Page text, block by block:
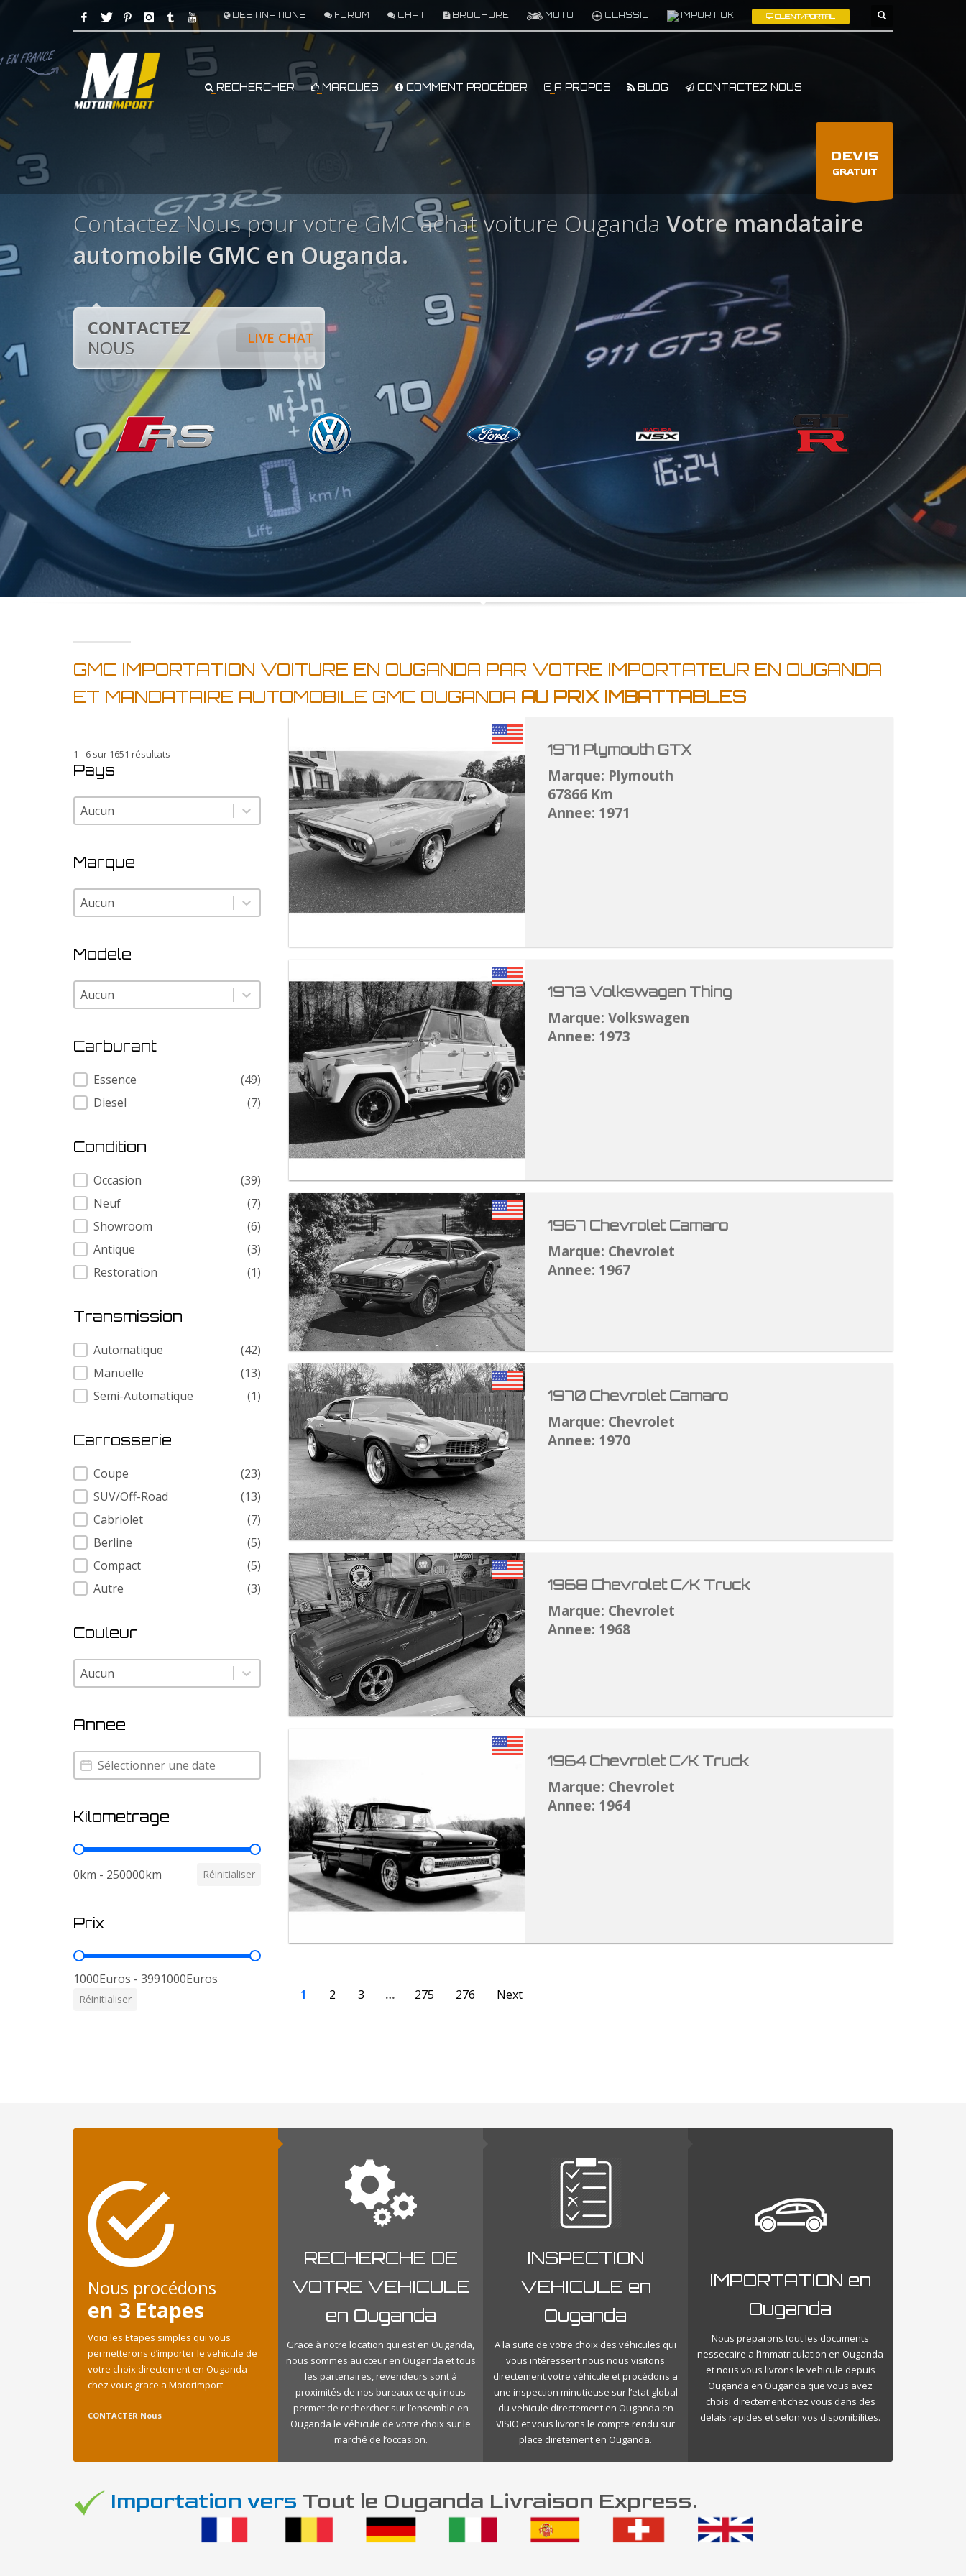
DESTINATIONS FORUM CHAT BROCHURE MOTO CLASSIC IMPORT UK CLIENT/PORTAL
RECHERCHER MARQUES COMMENT PROCÉDER A PROPOS BLOG CONTACTEZ NOUS
DEVIS
GRATUIT
Contactez-Nous pour votre GMC achat voiture Ouganda Votre mandataire
automobile GMC en Ouganda.
LIVE CHAT
CONTACTEZ
NOUS
GMC IMPORTATION VOITURE EN OUGANDA PAR VOTRE IMPORTATEUR EN OUGANDA
ET MANDATAIRE AUTOMOBILE GMC OUGANDA AU PRIX IMBATTABLES
1 - 6 sur 1651 résultats
Pays
Pays
Pays
Marque
Marque
Marque
Modele
Modele
Modele
Carburant
Carburant
Essence
(49)
Diesel
(7)
Condition
Condition
Occasion
(39)
Neuf
(7)
Showroom
(6)
Antique
(3)
Restoration
(1)
Transmission
Transmission
Automatique
(42)
Manuelle
(13)
Semi-Automatique
(1)
Carrosserie
Carrosserie
Coupe
(23)
SUV/Off-Road
(13)
Cabriolet
(7)
Berline
(5)
Compact
(5)
Autre
(3)
Couleur
Couleur
Couleur
Annee
Annee
Annee
Kilometrage
Kilometrage
0km - 250000km Réinitialiser
Prix
Prix
1000Euros - 3991000Euros
Réinitialiser
1971 Plymouth GTX
Marque: Plymouth
67866 Km
Annee: 1971
1973 Volkswagen Thing
Marque: Volkswagen
Annee: 1973
1967 Chevrolet Camaro
Marque: Chevrolet
Annee: 1967
1970 Chevrolet Camaro
Marque: Chevrolet
Annee: 1970
1968 Chevrolet C/K Truck
Marque: Chevrolet
Annee: 1968
1964 Chevrolet C/K Truck
Marque: Chevrolet
Annee: 1964
1 2 3 … 275 276 Next
Nous procédons
en 3 Etapes
Voici les Etapes simples qui vous
permetterons d’importer le vehicule de
votre choix directement en Ouganda
chez vous grace a Motorimport
CONTACTER Nous
RECHERCHE DE
VOTRE VEHICULE
en Ouganda
Grace à notre location qui est en Ouganda,
nous sommes au cœur en Ouganda et tous
les partenaires, revendeurs sont à
proximités de nos bureaux ce qui nous
permet de rechercher sur l’ensemble en
Ouganda le véhicule de votre choix sur le
marché de l’occasion.
INSPECTION
VEHICULE en
Ouganda
A la suite de votre choix des véhicules qui
vous intéressent nous nous visitons
directement votre véhicule et procédons a
une inspection minutieuse sur l’etat global
du vehicule directement en Ouganda en
VISIO et vous livrons le compte rendu sur
place diretement en Ouganda.
IMPORTATION en
Ouganda
Nous preparons tout les documents
nessecaire a l’immatriculation en Ouganda
et nous vous livrons le vehicule depuis
Ouganda en Ouganda que vous avez
choisi directement chez vous dans des
delais rapides et selon vos disponibilites.
Importation vers Tout le Ouganda Livraison Express.